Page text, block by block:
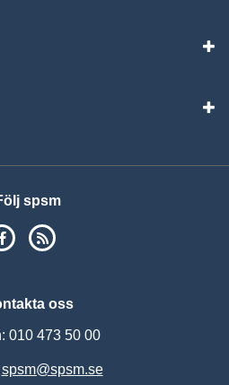
spsm
SPSM på Facebook
oss
010 473 50 00
spsm@spsm.se